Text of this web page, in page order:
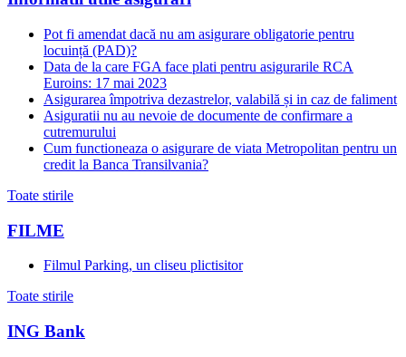
Pot fi amendat dacă nu am asigurare obligatorie pentru
locuință (PAD)?
Data de la care FGA face plati pentru asigurarile RCA
Euroins: 17 mai 2023
Asigurarea împotriva dezastrelor, valabilă și in caz de faliment
Asiguratii nu au nevoie de documente de confirmare a
cutremurului
Cum functioneaza o asigurare de viata Metropolitan pentru un
credit la Banca Transilvania?
Toate stirile
FILME
Filmul Parking, un cliseu plictisitor
Toate stirile
ING Bank